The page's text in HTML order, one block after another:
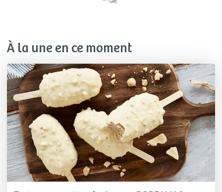
À la une en ce moment